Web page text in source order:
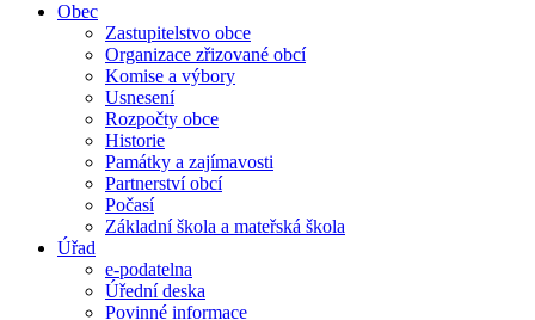
Obec
Zastupitelstvo obce
Organizace zřizované obcí
Komise a výbory
Usnesení
Rozpočty obce
Historie
Památky a zajímavosti
Partnerství obcí
Počasí
Základní škola a mateřská škola
Úřad
e-podatelna
Úřední deska
Povinné informace